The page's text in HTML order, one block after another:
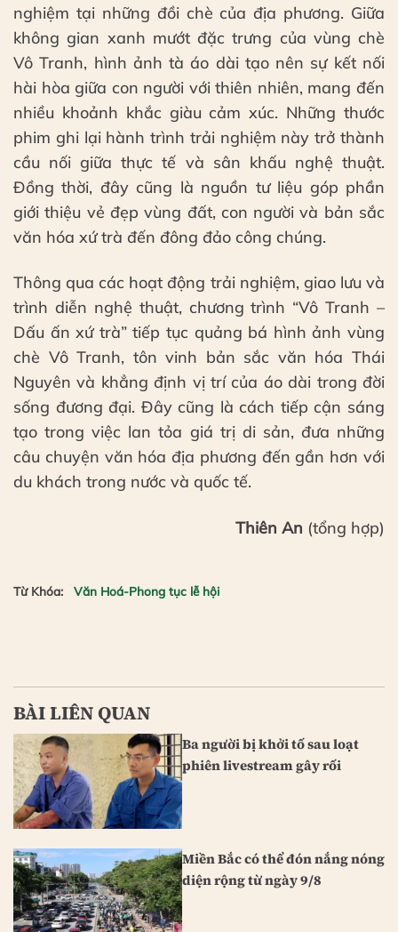
nghiệm tại những đồi chè của địa phương. Giữa
không gian xanh mướt đặc trưng của vùng chè
Vô Tranh, hình ảnh tà áo dài tạo nên sự kết nối
hài hòa giữa con người với thiên nhiên, mang đến
nhiều khoảnh khắc giàu cảm xúc. Những thước
phim ghi lại hành trình trải nghiệm này trở thành
cầu nối giữa thực tế và sân khấu nghệ thuật.
Đồng thời, đây cũng là nguồn tư liệu góp phần
giới thiệu vẻ đẹp vùng đất, con người và bản sắc
văn hóa xứ trà đến đông đảo công chúng.
Thông qua các hoạt động trải nghiệm, giao lưu và
trình diễn nghệ thuật, chương trình “Vô Tranh –
Dấu ấn xứ trà” tiếp tục quảng bá hình ảnh vùng
chè Vô Tranh, tôn vinh bản sắc văn hóa Thái
Nguyên và khẳng định vị trí của áo dài trong đời
sống đương đại. Đây cũng là cách tiếp cận sáng
tạo trong việc lan tỏa giá trị di sản, đưa những
câu chuyện văn hóa địa phương đến gần hơn với
du khách trong nước và quốc tế.
Thiên An (tổng hợp)
Từ Khóa: Văn Hoá-Phong tục lễ hội
BÀI LIÊN QUAN
Ba người bị khởi tố sau loạt
phiên livestream gây rối
Miền Bắc có thể đón nắng nóng
diện rộng từ ngày 9/8